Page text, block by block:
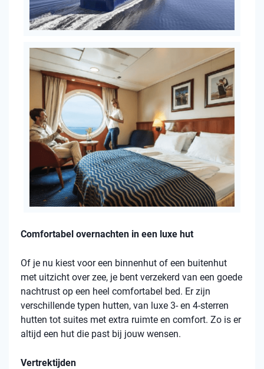
Comfortabel overnachten in een luxe hut
Of je nu kiest voor een binnenhut of een buitenhut
met uitzicht over zee, je bent verzekerd van een goede
nachtrust op een heel comfortabel bed. Er zijn
verschillende typen hutten, van luxe 3- en 4-sterren
hutten tot suites met extra ruimte en comfort. Zo is er
altijd een hut die past bij jouw wensen.
Vertrektijden